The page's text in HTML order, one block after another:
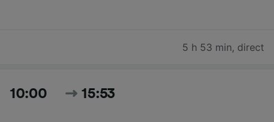
5 h 53 min, direct
10:00 15:53